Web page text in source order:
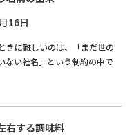
16日
きに難しいのは、「まだ世の
ない社名」という制約の中で
右する調味料